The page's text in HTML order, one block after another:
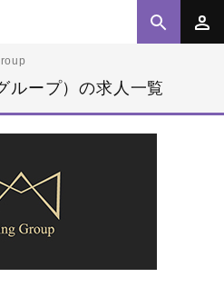
ループ）の求人一覧